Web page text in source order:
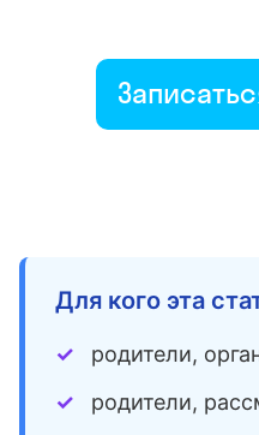
Для кого эта
родители,
родители,